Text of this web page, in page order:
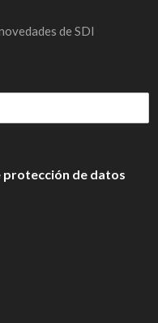
de SDI
protección de datos